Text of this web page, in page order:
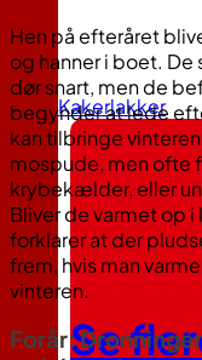
Kakerlakker
Se
Hen på efteråret
og hanner i boet.
dør snart, men de
begynder at lede
kan tilbringe
mospude, men ofte
krybekælder, eller
Bliver de varmet op
forklarer at der
frem, hvis man
vinteren.
Forår: